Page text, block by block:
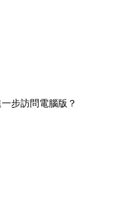
步訪問電腦版？